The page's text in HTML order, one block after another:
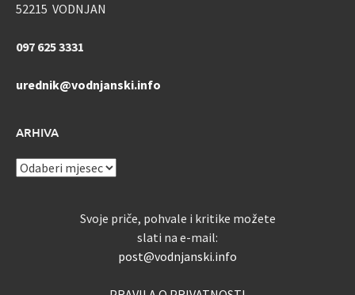
52215 VODNJAN
097 625 3331
urednik@vodnjanski.info
ARHIVA
ARHIVA
Svoje priče, pohvale i kritike možete
slati na e-mail:
post@vodnjanski.info